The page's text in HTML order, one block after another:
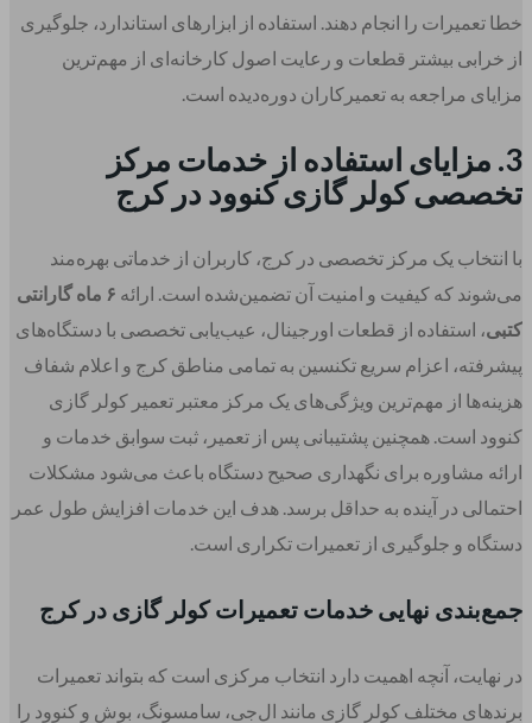
خطا تعمیرات را انجام دهند. استفاده از ابزارهای استاندارد، جلوگیری
از خرابی بیشتر قطعات و رعایت اصول کارخانه‌ای از مهم‌ترین
مزایای مراجعه به تعمیرکاران دوره‌دیده است.
3. مزایای استفاده از خدمات مرکز
تخصصی کولر گازی کنوود در کرج
با انتخاب یک مرکز تخصصی در کرج، کاربران از خدماتی بهره‌مند
می‌شوند که کیفیت و امنیت آن تضمین‌شده است. ارائه
۶ ماه گارانتی
کتبی، استفاده از قطعات اورجینال، عیب‌یابی تخصصی با دستگاه‌های
پیشرفته، اعزام سریع تکنسین به تمامی مناطق کرج و اعلام شفاف
هزینه‌ها از مهم‌ترین ویژگی‌های یک مرکز معتبر تعمیر کولر گازی
کنوود است. همچنین پشتیبانی پس از تعمیر، ثبت سوابق خدمات و
ارائه مشاوره برای نگهداری صحیح دستگاه باعث می‌شود مشکلات
احتمالی در آینده به حداقل برسد. هدف این خدمات افزایش طول عمر
دستگاه و جلوگیری از تعمیرات تکراری است.
جمع‌بندی نهایی خدمات تعمیرات کولر گازی در کرج
در نهایت، آنچه اهمیت دارد انتخاب مرکزی است که بتواند تعمیرات
برندهای مختلف کولر گازی مانند ال‌جی، سامسونگ، بوش و کنوود را